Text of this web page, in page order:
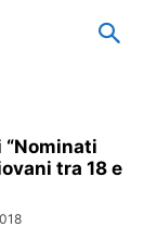
tra 18 e